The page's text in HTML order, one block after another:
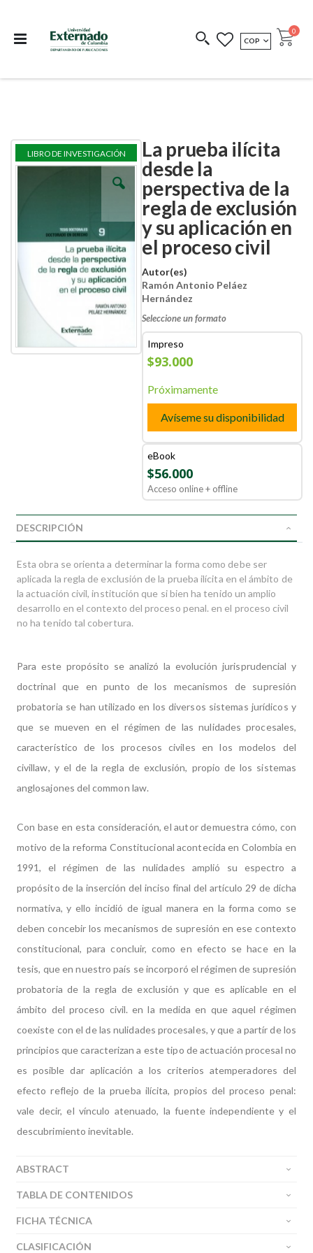
COEDICIONES REDIMIR CÓDIGO
MONEDA
COP Cart
0
La prueba ilícita
desde la
perspectiva de la
regla de exclusión
y su aplicación en
el proceso civil
Autor(es)
Ramón Antonio Peláez
Hernández
Seleccione un formato
Impreso
$93.000
Próximamente
Avíseme su disponibilidad
eBook
$56.000
Acceso online + offline
Skip
the
Skip
the
LIBRO DE INVESTIGACIÓN
DESCRIPCIÓN
Esta obra se orienta a determinar la forma como debe ser
aplicada la regla de exclusión de la prueba ilícita en el ámbito de
la actuación civil, institución que si bien ha tenido un amplio
desarrollo en el contexto del proceso penal. en el proceso civil
no ha tenido tal cobertura.
Para este propósito se analizó la evolución jurisprudencial y
doctrinal que en punto de los mecanismos de supresión
probatoria se han utilizado en los diversos sistemas jurídicos y
que se mueven en el régimen de las nulidades procesales,
característico de los procesos civiles en los modelos del
civillaw, y el de la regla de exclusión, propio de los sistemas
anglosajones del common law.
Con base en esta consideración, el autor demuestra cómo, con
motivo de la reforma Constitucional acontecida en Colombia en
1991, el régimen de las nulidades amplió su espectro a
propósito de la inserción del inciso final del artículo 29 de dicha
normativa, y ello incidió de igual manera en la forma como se
deben concebir los mecanismos de supresión en ese contexto
constitucional, para concluir, como en efecto se hace en la
tesis, que en nuestro país se incorporó el régimen de supresión
probatoria de la regla de exclusión y que es aplicable en el
ámbito del proceso civil. en la medida en que aquel régimen
coexiste con el de las nulidades procesales, y que a partír de los
principios que caracterizan a este tipo de actuación procesal no
es posible dar aplicación a los criterios atemperadores del
efecto reflejo de la prueba ilícita, propios del proceso penal:
vale decir, el vínculo atenuado, la fuente independiente y el
descubrimiento inevitable.
ABSTRACT
TABLA DE CONTENIDOS
FICHA TÉCNICA
CLASIFICACIÓN